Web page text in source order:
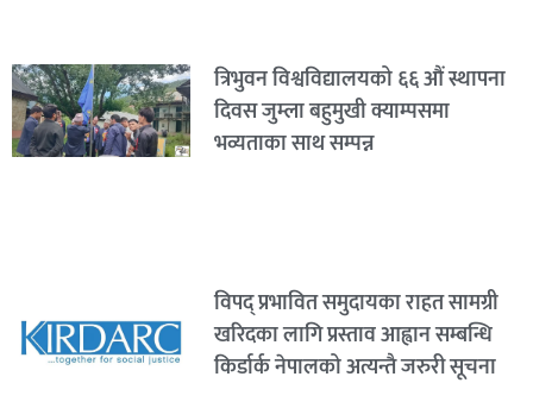
त्रिभुवन विश्वविद्यालयको ६६ औं स्थापना
दिवस जुम्ला बहुमुखी क्याम्पसमा
भव्यताका साथ सम्पन्न
विपद् प्रभावित समुदायका राहत सामग्री
खरिदका लागि प्रस्ताव आह्वान सम्बन्धि
किर्डार्क नेपालको अत्यन्तै जरुरी सूचना